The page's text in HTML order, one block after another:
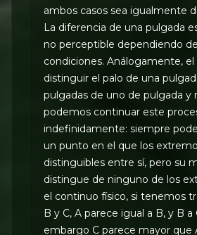
ambos casos sea igualmente
La diferencia de una pulgada
no perceptible dependiendo
condiciones. Análogamente,
distinguir el palo de una
pulgadas de uno de pulgada y
podemos continuar este
indefinidamente: siempre
un punto en el que los
distinguibles entre sí, pero su
distingue de ninguno de los
el continuo físico, si tenemos
B y C, A parece igual a B, y B a
embargo C parece mayor que